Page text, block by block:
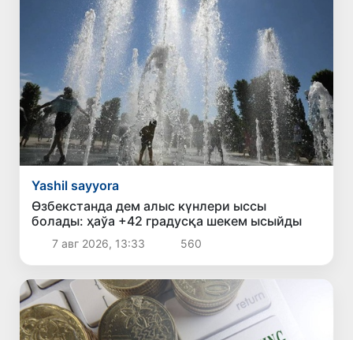
Yashil sayyora
Өзбекстанда дем алыс күнлери ыссы
болады: ҳаўа +42 градусқа шекем ысыйды
7 авг 2026, 13:33 560